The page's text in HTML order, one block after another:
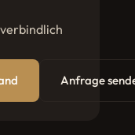
Anfrage